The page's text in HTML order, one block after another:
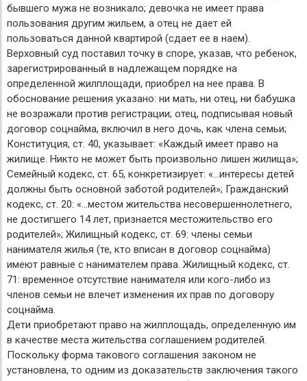
бывшего мужа не возникало; девочка не имеет права
пользования другим жильем, а отец не дает ей
пользоваться данной квартирой (сдает ее в наем).
Верховный суд поставил точку в споре, указав, что ребенок,
зарегистрированный в надлежащем порядке на
определенной жилплощади, приобрел на нее права. В
обоснование решения указано: ни мать, ни отец, ни бабушка
не возражали против регистрации; отец, подписывая новый
договор соцнайма, включил в него дочь, как члена семьи;
Конституция, ст. 40, указывает: «Каждый имеет право на
жилище. Никто не может быть произвольно лишен жилища»;
Семейный кодекс, ст. 65, конкретизирует: «…интересы детей
должны быть основной заботой родителей»; Гражданский
кодекс, ст. 20: «...местом жительства несовершеннолетнего,
не достигшего 14 лет, признается местожительство его
родителей»; Жилищный кодекс, ст. 69: члены семьи
нанимателя жилья (те, кто вписан в договор соцнайма)
имеют равные с нанимателем права. Жилищный кодекс, ст.
71: временное отсутствие нанимателя или кого-либо из
членов семьи не влечет изменения их прав по договору
соцнайма.
Дети приобретают право на жилплощадь, определенную им
в качестве места жительства соглашением родителей.
Поскольку форма такового соглашения законом не
установлена, то одним из доказательств заключения такого